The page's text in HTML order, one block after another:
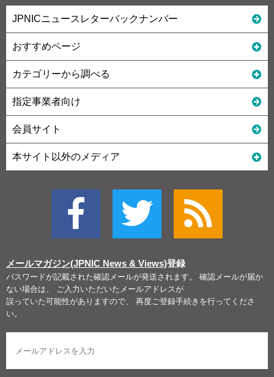
JPNICニュースレターバックナンバー
おすすめページ
カテゴリーから調べる
指定事業者向け
会員サイト
本サイト以外のメディア
メールマガジン(JPNIC News & Views)登録
パスワードが記載された確認メールが発送されます。 確認メールが届か
ない場合は、 ご入力いただいたメールアドレスが
誤っていた可能性がありますので、 再度ご登録手続きを行ってくださ
い。